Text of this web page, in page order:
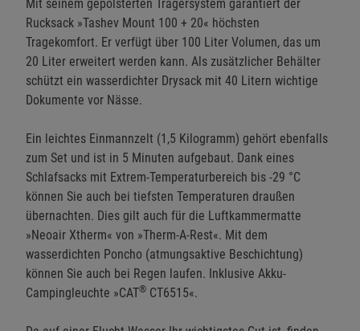
Mit seinem gepolsterten Trägersystem garantiert der
Rucksack »Tashev Mount 100 + 20« höchsten
Tragekomfort. Er verfügt über 100 Liter Volumen, das um
20 Liter erweitert werden kann. Als zusätzlicher Behälter
schützt ein wasserdichter Drysack mit 40 Litern wichtige
Dokumente vor Nässe.
Ein leichtes Einmannzelt (1,5 Kilogramm) gehört ebenfalls
zum Set und ist in 5 Minuten aufgebaut. Dank eines
Schlafsacks mit Extrem-Temperaturbereich bis -29 °C
können Sie auch bei tiefsten Temperaturen draußen
übernachten. Dies gilt auch für die Luftkammermatte
»Neoair Xtherm« von »Therm-A-Rest«. Mit dem
wasserdichten Poncho (atmungsaktive Beschichtung)
können Sie auch bei Regen laufen. Inklusive Akku-
Campingleuchte »CAT® CT6515«.